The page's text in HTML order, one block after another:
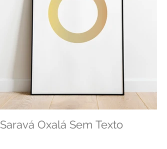
Saravá Oxalá Sem Texto